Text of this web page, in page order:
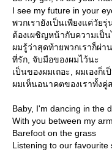
I see my future in your
พวกเรายังเป็นเพียงแค่วัย
ต้องเผชิญหน้ากับความเป็
ผมรู้ว่าสุดท้ายพวกเราก็ผ่า
ที่รัก, จับมือของผมไว้นะ
เป็นของผมเถอะ, ผมเองก็
ผมเห็นอนาคตของเราทั้ง
Baby, I'm dancing in the
With you between my
Barefoot on the grass
Listening to our favourite